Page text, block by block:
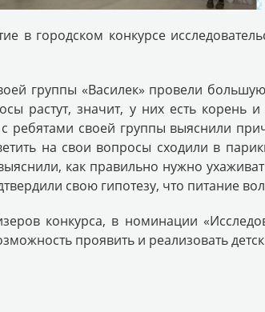
в городском конкурсе
группы «Василек» провели
растут, значит, у них есть
ребятами своей группы выяснили
на свои вопросы сходили в
как правильно нужно
свою гипотезу, что питание
конкурса, в номинации
проявить и реализовать